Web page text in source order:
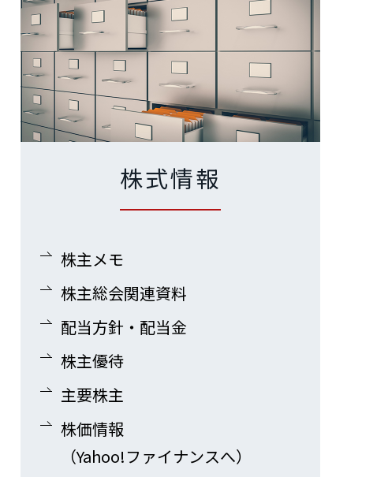
株式情報
株主メモ
株主総会関連資料
配当方針・配当金
株主優待
主要株主
株価情報
（Yahoo!ファイナンスへ）